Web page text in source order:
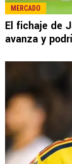
LEE TAMBIÉN